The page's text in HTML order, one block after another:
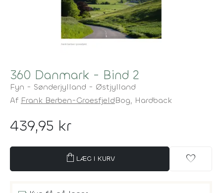
360 Danmark - Bind 2
Fyn - Sønderjylland - Østjylland
Af Frank Berben-GroesfjeldBog, Hardback
439,95 kr
shopping_bag LÆG I KURV favorite